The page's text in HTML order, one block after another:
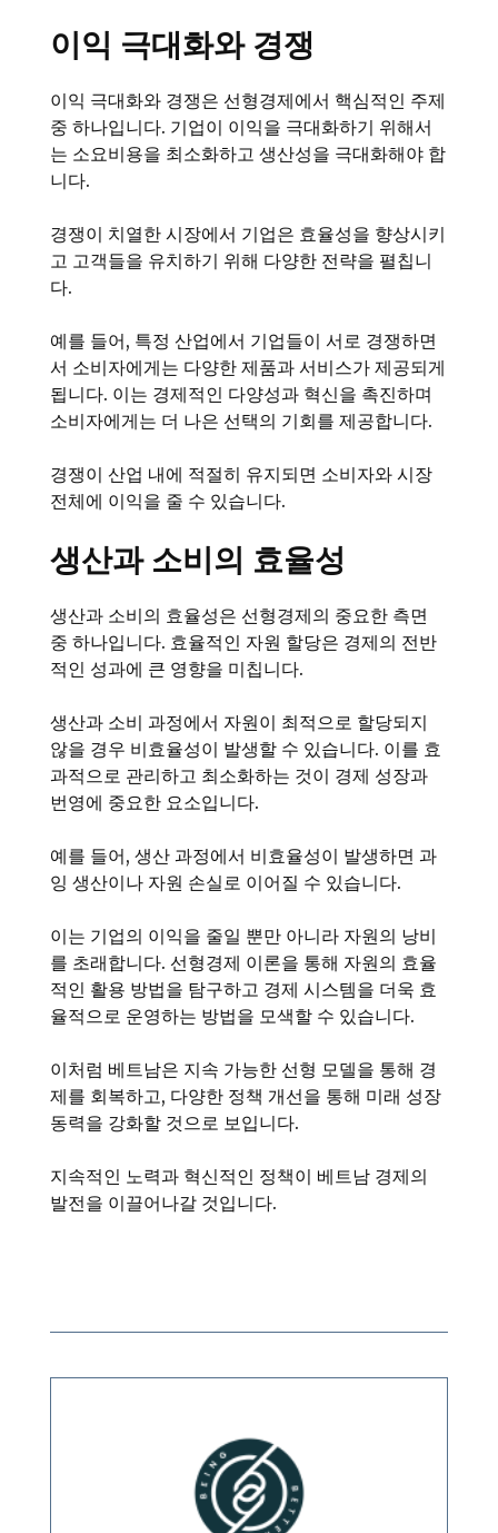
이익 극대화와 경쟁
이익 극대화와 경쟁은 선형경제에서 핵심적인 주제
중 하나입니다. 기업이 이익을 극대화하기 위해서
는 소요비용을 최소화하고 생산성을 극대화해야 합
니다.
경쟁이 치열한 시장에서 기업은 효율성을 향상시키
고 고객들을 유치하기 위해 다양한 전략을 펼칩니
다.
예를 들어, 특정 산업에서 기업들이 서로 경쟁하면
서 소비자에게는 다양한 제품과 서비스가 제공되게
됩니다. 이는 경제적인 다양성과 혁신을 촉진하며
소비자에게는 더 나은 선택의 기회를 제공합니다.
경쟁이 산업 내에 적절히 유지되면 소비자와 시장
전체에 이익을 줄 수 있습니다.
생산과 소비의 효율성
생산과 소비의 효율성은 선형경제의 중요한 측면
중 하나입니다. 효율적인 자원 할당은 경제의 전반
적인 성과에 큰 영향을 미칩니다.
생산과 소비 과정에서 자원이 최적으로 할당되지
않을 경우 비효율성이 발생할 수 있습니다. 이를 효
과적으로 관리하고 최소화하는 것이 경제 성장과
번영에 중요한 요소입니다.
예를 들어, 생산 과정에서 비효율성이 발생하면 과
잉 생산이나 자원 손실로 이어질 수 있습니다.
이는 기업의 이익을 줄일 뿐만 아니라 자원의 낭비
를 초래합니다. 선형경제 이론을 통해 자원의 효율
적인 활용 방법을 탐구하고 경제 시스템을 더욱 효
율적으로 운영하는 방법을 모색할 수 있습니다.
이처럼 베트남은 지속 가능한 선형 모델을 통해 경
제를 회복하고, 다양한 정책 개선을 통해 미래 성장
동력을 강화할 것으로 보입니다.
지속적인 노력과 혁신적인 정책이 베트남 경제의
발전을 이끌어나갈 것입니다.